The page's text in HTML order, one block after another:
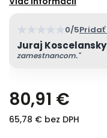
★ ★ ★ ★ ★0/5
Juraj
zamestnancom."
80,91 €
65,78 € bez DPH